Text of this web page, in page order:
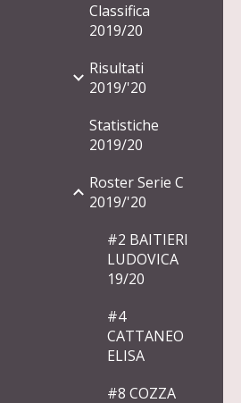
Classifica
2019/20
Risultati
2019/'20
Statistiche
2019/20
Roster Serie C
2019/'20
#2 BAITIERI
LUDOVICA
19/20
#4
CATTANEO
ELISA
#8 COZZA